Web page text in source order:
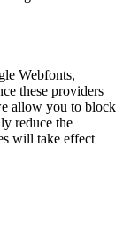
Webfonts,
these providers
allow you to block
reduce the
will take effect